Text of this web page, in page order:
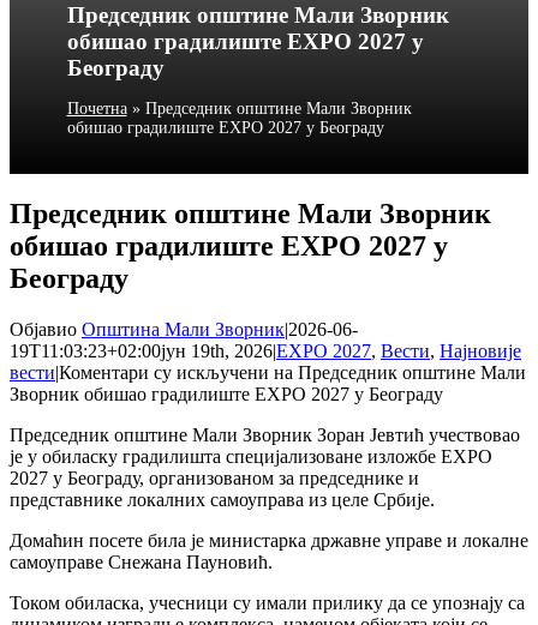
Председник општине Мали Зворник
обишао градилиште EXPO 2027 у
Београду
Почетна» Председник општине Мали Зворник
обишао градилиште EXPO 2027 у Београду
Председник општине Мали Зворник
обишао градилиште EXPO 2027 у
Београду
Објавио Општина Мали Зворник|2026-06-
19T11:03:23+02:00јун 19th, 2026|EXPO 2027, Вести, Најновије
вести|Коментари су искључени на Председник општине Мали
Зворник обишао градилиште EXPO 2027 у Београду
Председник општине Мали Зворник Зоран Јевтић учествовао
је у обиласку градилишта специјализоване изложбе EXPO
2027 у Београду, организованом за председнике и
представнике локалних самоуправа из целе Србије.
Домаћин посете била је министарка државне управе и локалне
самоуправе Снежана Пауновић.
Током обиласка, учесници су имали прилику да се упознају са